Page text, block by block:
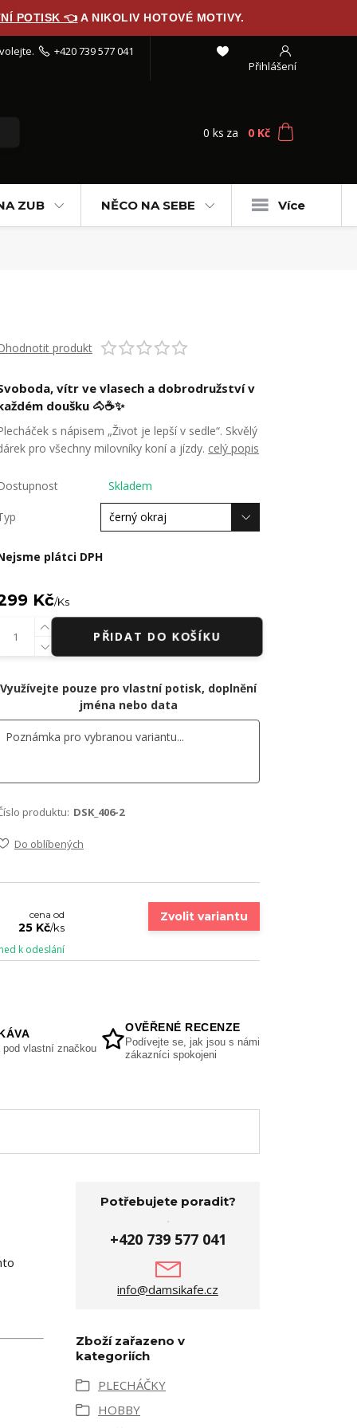
POTISK 👈 A NIKOLIV HOTOVÉ MOTIVY.
Přihlášení
+420 739 577 041
0 ks za 0 Kč
ZUB NĚCO NA SEBE Více
produkt
vítr ve vlasech a dobrodružství v
doušku 🐴☕✨
s nápisem „Život je lepší v sedle“. Skvělý
pro všechny milovníky koní a jízdy. celý popis
Skladem
plátci DPH
Kč/Ks
PŘIDAT DO KOŠÍKU
Využívejte pouze pro vlastní potisk, doplnění
jména nebo data
produktu: DSK_406-2
Do oblíbených
cena od
25 Kč/ks
k odeslání
Zvolit variantu
pod vlastní značkou
OVĚŘENÉ RECENZE
Podívejte se, jak jsou s námi
zákazníci spokojeni
Potřebujete poradit?
+420 739 577 041
info@damsikafe.cz
Zboží zařazeno v
kategoriích
PLECHÁČKY
HOBBY